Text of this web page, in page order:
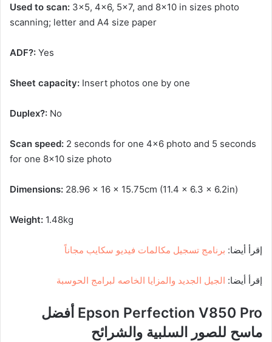
Used to scan: 3×5, 4×6, 5×7, and 8×10 in sizes photo
scanning; letter and A4 size paper
ADF?: Yes
Sheet capacity: Insert photos one by one
Duplex?: No
Scan speed: 2 seconds for one 4×6 photo and 5 seconds
for one 8×10 size photo
Dimensions: 28.96 x 16 x 15.75cm (11.4 x 6.3 x 6.2in)
Weight: 1.48kg
إقرأ أيضا: برنامج تسجيل مكالمات فيديو سكايب مجاناً
إقرأ أيضا: الجيل الجديد والمزايا الخاصه لبرامج الحوسبة
Epson Perfection V850 Pro أفضل
ماسح للصور السلبية والشرائح